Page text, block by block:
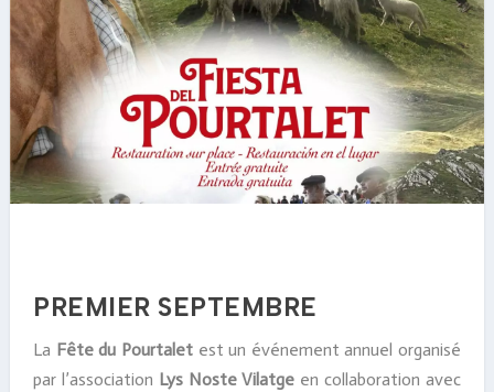
PREMIER SEPTEMBRE
La Fête du Pourtalet est un événement annuel organisé
par l’association Lys Noste Vilatge en collaboration avec